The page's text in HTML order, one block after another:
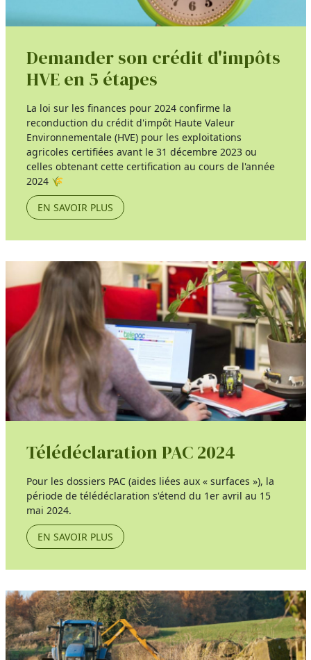
Demander son crédit d'impôts
HVE en 5 étapes
La loi sur les finances pour 2024 confirme la
reconduction du crédit d'impôt Haute Valeur
Environnementale (HVE) pour les exploitations
agricoles certifiées avant le 31 décembre 2023 ou
celles obtenant cette certification au cours de l'année
2024 🌾
EN SAVOIR PLUS
Télédéclaration PAC 2024
Pour les dossiers PAC (aides liées aux « surfaces »), la
période de télédéclaration s'étend du 1er avril au 15
mai 2024.
EN SAVOIR PLUS